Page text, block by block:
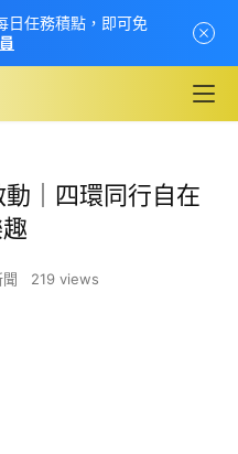
｜四環同行自在
219 views
日任務積點，即可免